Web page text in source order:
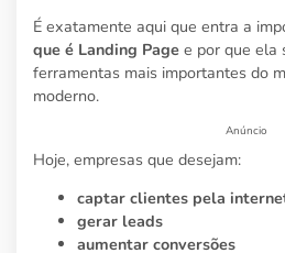
É exatamente aqui que entra a
que é Landing Page e por que ela
ferramentas mais importantes do
moderno.
Anúncio
Hoje, empresas que desejam:
captar clientes pela
gerar leads
aumentar conversões